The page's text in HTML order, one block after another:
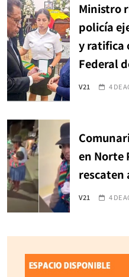
Ministro
policía
y ratifica
Federal
V21 4 DE
en Norte
rescaten
V21 4 DE